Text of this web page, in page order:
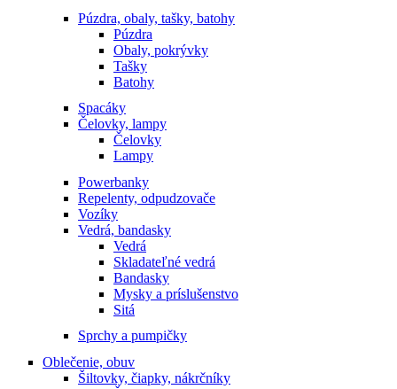
Púzdra, obaly, tašky, batohy
Púzdra
Obaly, pokrývky
Tašky
Batohy
Spacáky
Čelovky, lampy
Čelovky
Lampy
Powerbanky
Repelenty, odpudzovače
Vozíky
Vedrá, bandasky
Vedrá
Skladateľné vedrá
Bandasky
Mysky a príslušenstvo
Sitá
Sprchy a pumpičky
Oblečenie, obuv
Šiltovky, čiapky, nákrčníky